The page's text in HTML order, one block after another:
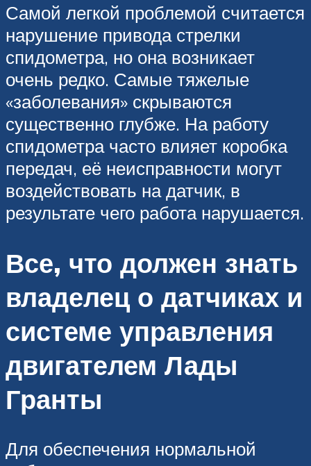
Самой легкой проблемой считается
нарушение привода стрелки
спидометра, но она возникает
очень редко. Самые тяжелые
«заболевания» скрываются
существенно глубже. На работу
спидометра часто влияет коробка
передач, её неисправности могут
воздействовать на датчик, в
результате чего работа нарушается.
Все, что должен знать
владелец о датчиках и
системе управления
двигателем Лады
Гранты
Для обеспечения нормальной